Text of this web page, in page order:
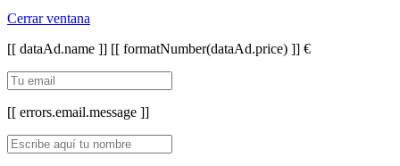
Cerrar ventana
[[ dataAd.name ]] [[ formatNumber(dataAd.price) ]] €
[[ errors.email.message ]]